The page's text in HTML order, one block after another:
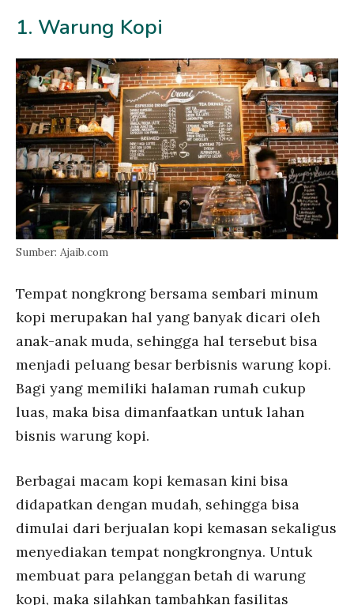
1. Warung Kopi
Sumber: Ajaib.com
Tempat nongkrong bersama sembari minum
kopi merupakan hal yang banyak dicari oleh
anak-anak muda, sehingga hal tersebut bisa
menjadi peluang besar berbisnis warung kopi.
Bagi yang memiliki halaman rumah cukup
luas, maka bisa dimanfaatkan untuk lahan
bisnis warung kopi.
Berbagai macam kopi kemasan kini bisa
didapatkan dengan mudah, sehingga bisa
dimulai dari berjualan kopi kemasan sekaligus
menyediakan tempat nongkrongnya. Untuk
membuat para pelanggan betah di warung
kopi, maka silahkan tambahkan fasilitas